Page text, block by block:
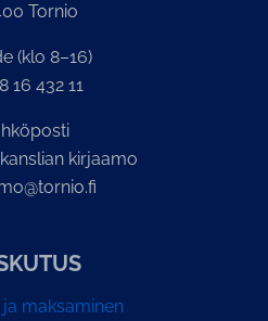
Tornio
(klo 8–16)
16 432 11
kirjaamo
maksaminen